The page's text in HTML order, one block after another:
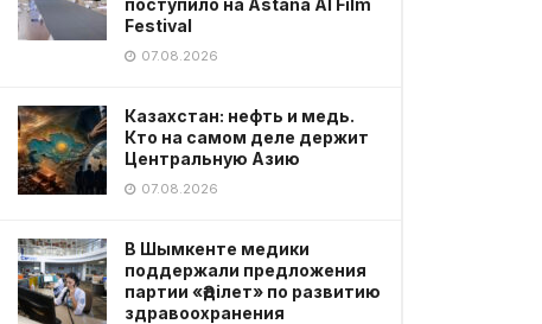
поступило на Astana AI Film
Festival
07.08.2026
Казахстан: нефть и медь.
Кто на самом деле держит
Центральную Азию
07.08.2026
В Шымкенте медики
поддержали предложения
партии «Әділет» по развитию
здравоохранения